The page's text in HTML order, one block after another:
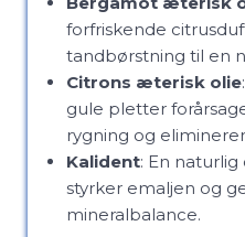
forfriskende
tandbørstning til en
Citrons æterisk olie
gule pletter
rygning og
Kalident: En
styrker emaljen og
mineralbalance.